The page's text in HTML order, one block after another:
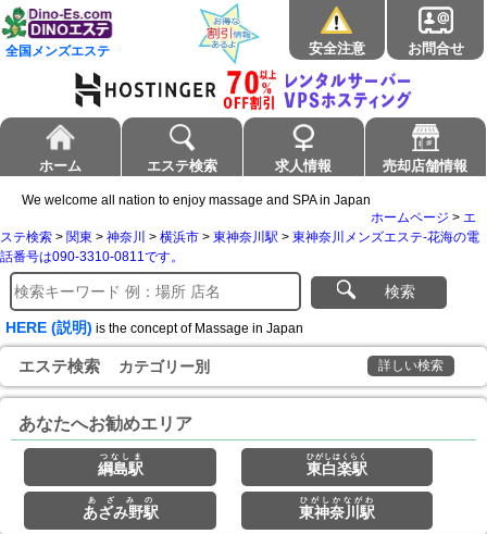
全国メンズエステ 安全注意 お問合せ
ホーム エステ検索 求人情報 売却店舗情報
We welcome all nation to enjoy massage and SPA in Japan
ホームページ > エ
ステ検索 > 関東 > 神奈川 > 横浜市 > 東神奈川駅 > 東神奈川メンズエステ-花海の電
話番号は090-3310-0811です。
検索
HERE (説明) is the concept of Massage in Japan
エステ検索 カテゴリー別 詳しい検索
あなたへお勧めエリア
綱島駅
つなしま
東白楽駅
ひがしはくらく
あざみ野駅
あざみの
東神奈川駅
ひがしかながわ